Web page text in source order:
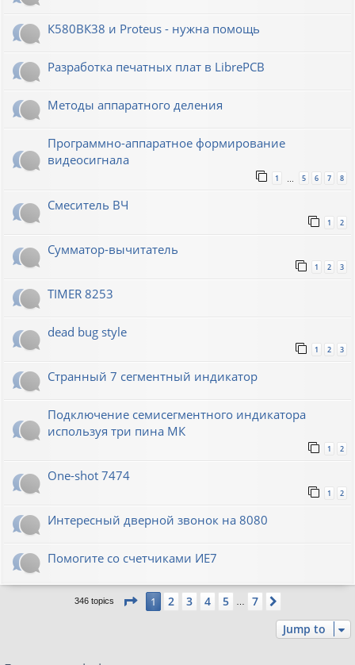
К580ВК38 и Proteus - нужна помощь
Разработка печатных плат в LibrePCB
Методы аппаратного деления
Программно-аппаратное формирование
видеосигнала
1 5 6 7 8
Смеситель ВЧ
1 2
Сумматор-вычитатель
1 2 3
TIMER 8253
dead bug style
1 2 3
Странный 7 сегментный индикатор
Подключение семисегментного индикатора
используя три пина МК
1 2
One-shot 7474
1 2
Интересный дверной звонок на 8080
Помогите со счетчиками ИЕ7
346 topics Page 1of7
1 2 3 4 5 7
Jump to